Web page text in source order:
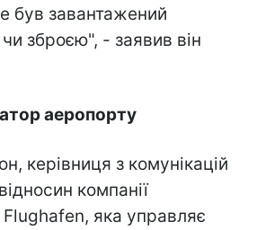
був завантажений
зброєю", - заявив він
аеропорту
керівниця з комунікацій
компанії
яка управляє